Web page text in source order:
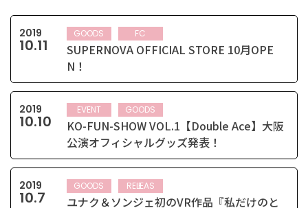
2019
10.11
GOODS FC
SUPERNOVA OFFICIAL STORE 10月OPE
N！
2019
10.10
EVENT GOODS
KO-FUN-SHOW VOL.1【Double Ace】大阪
公演オフィシャルグッズ発表！
2019
10.7
GOODS RELEASE
ユナク＆ソンジェ初のVR作品『私だけのと